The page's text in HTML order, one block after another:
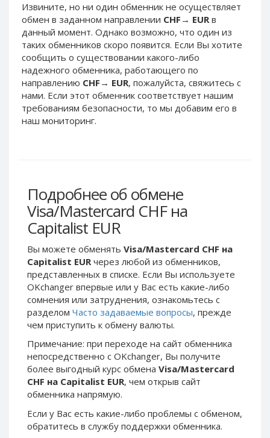
Извините, но ни один обменник не осуществляет
обмен в заданном направлении CHF → EURв
данный момент. Однако возможно, что один из
таких обменников скоро появится. Если Вы хотите
сообщить о существовании какого-либо
надежного обменника, работающего по
направлению CHF → EUR, пожалуйста, свяжитесь с
нами. Если этот обменник соответствует нашим
требованиям безопасности, то мы добавим его в
наш мониторинг.
Подробнее об обмене
Visa/Mastercard CHF на
Capitalist EUR
Вы можете обменять Visa/Mastercard CHF на
Capitalist EUR через любой из обменников,
представленных в списке. Если Вы используете
OKchanger впервые или у Вас есть какие-либо
сомнения или затруднения, ознакомьтесь с
разделом Часто задаваемые вопросы, прежде
чем приступить к обмену валюты.
Примечание: при переходе на сайт обменника
непосредственно c OKchanger, Вы получите
более выгодный курс обмена Visa/Mastercard
CHF на Capitalist EUR, чем открыв сайт
обменника напрямую.
Если у Вас есть какие-либо проблемы с обменом,
обратитесь в службу поддержки обменника.
PayPal CHF
PayPal MYR
Webmoney WMZ
Webmoney WMR
Webmoney WME
Webmoney WMU
Webmoney WMK
Skril EUR
Skril INR
Skril PLN
Skril GBP
Skril AUD
Skril NOK
Skril SEK
Paxum USD
Paxum EUR
Epay USD
Epay EUR
Phone Balance RUB
Phone Balance UAH
Phone Balance AMD
PayPal CHF
PayPal MYR
Webmoney WMZ
Webmoney WMR
Webmoney WME
Webmoney WMU
Webmoney WMK
Skril EUR
Skril INR
Skril GBP
Skril AUD
Skril NOK
Skril SEK
Paxum USD
Paxum EUR
Epay USD
Epay EUR
Phone Balance UAH
Phone Balance AMD